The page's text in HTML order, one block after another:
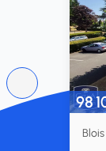
98